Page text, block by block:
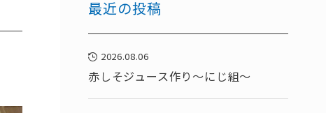
最近の投稿
2026.08.06
赤しそジュース作り～にじ組～